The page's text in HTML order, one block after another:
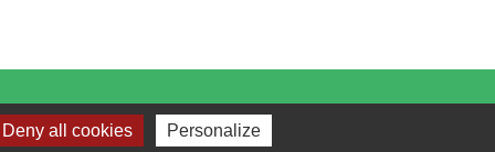
Deny all cookies Personalize